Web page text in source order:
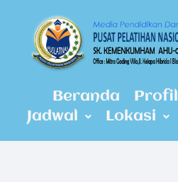
Beranda Profil
Jadwal
Lokasi